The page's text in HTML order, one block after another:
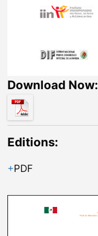
Download Now:
Editions:
PDF